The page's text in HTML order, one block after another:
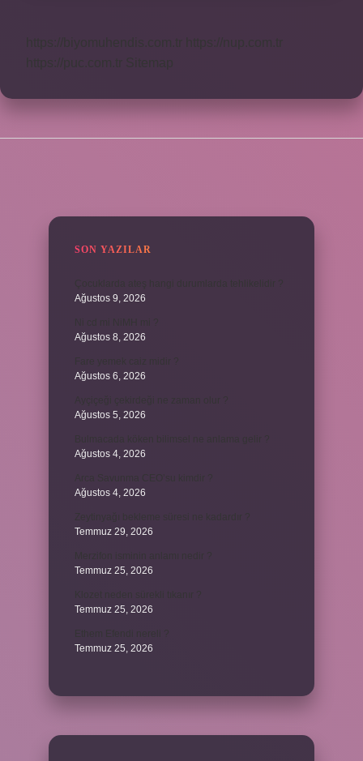
SON YAZILAR
Ağustos 9, 2026
Ağustos 8, 2026
Ağustos 6, 2026
Ağustos 5, 2026
Ağustos 4, 2026
Ağustos 4, 2026
Temmuz 29, 2026
Temmuz 25, 2026
Temmuz 25, 2026
Temmuz 25, 2026